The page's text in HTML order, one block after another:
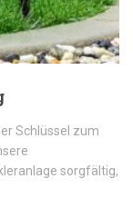
Schlüssel zum
sorgfältig,